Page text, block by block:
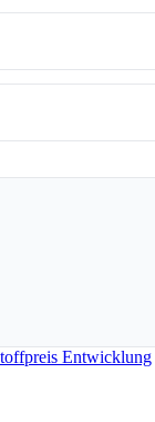
Entwicklung